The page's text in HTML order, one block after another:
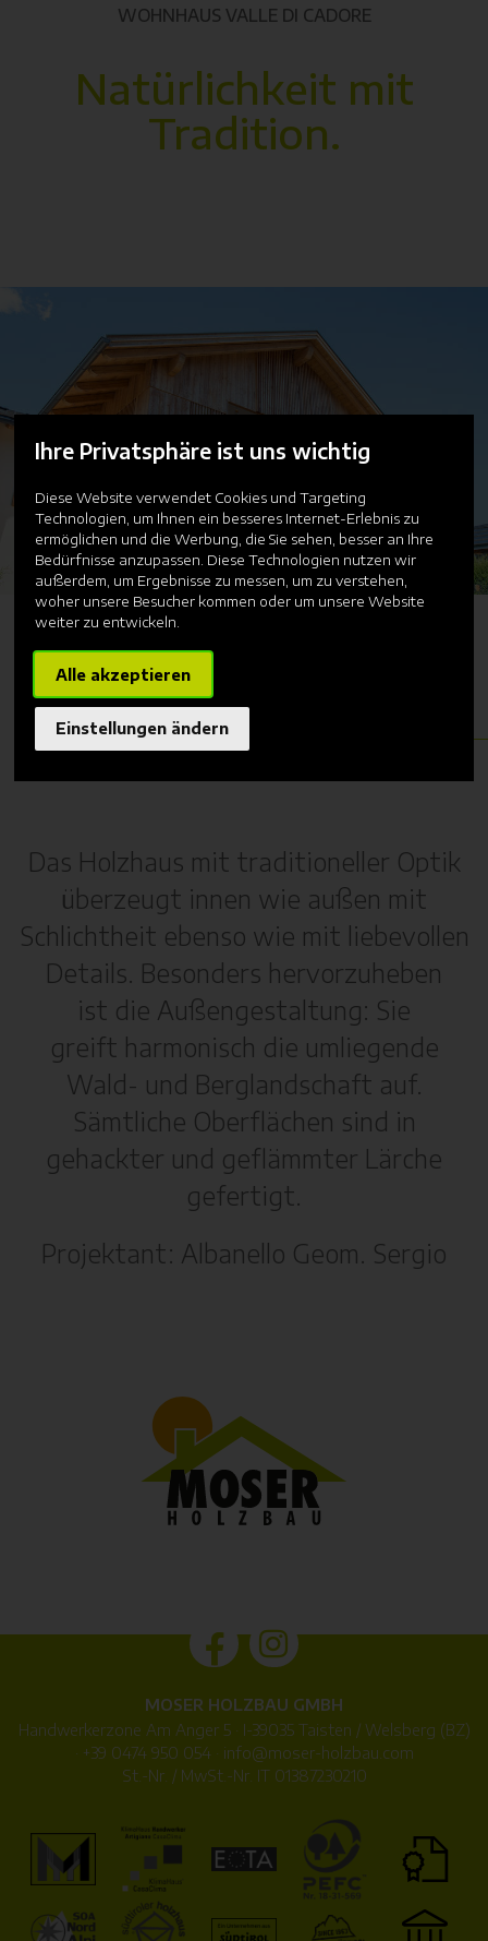
Ihre Privatsphäre ist uns wichtig
Diese Website verwendet Cookies und Targeting
Technologien, um Ihnen ein besseres Internet-Erlebnis zu
ermöglichen und die Werbung, die Sie sehen, besser an Ihre
Bedürfnisse anzupassen. Diese Technologien nutzen wir
außerdem, um Ergebnisse zu messen, um zu verstehen,
woher unsere Besucher kommen oder um unsere Website
weiter zu entwickeln.
Alle akzeptieren
Einstellungen ändern
WOHNHAUS VALLE DI CADORE
Natürlichkeit mit
Tradition.
3 4
Das Holzhaus mit traditioneller Optik
überzeugt innen wie außen mit
Schlichtheit ebenso wie mit liebevollen
Details. Besonders hervorzuheben
ist die Außengestaltung: Sie
greift harmonisch die umliegende
Wald- und Berglandschaft auf.
Sämtliche Oberflächen sind in
gehackter und geflämmter Lärche
gefertigt.
Projektant: Albanello Geom. Sergio
MOSER HOLZBAU GMBH
Handwerkerzone Am Anger 5 · I-39035 Taisten / Welsberg (BZ)
· +39 0474 950 054 · info@moser-holzbau.com
St.-Nr. / MwSt.-Nr. IT 01387230210